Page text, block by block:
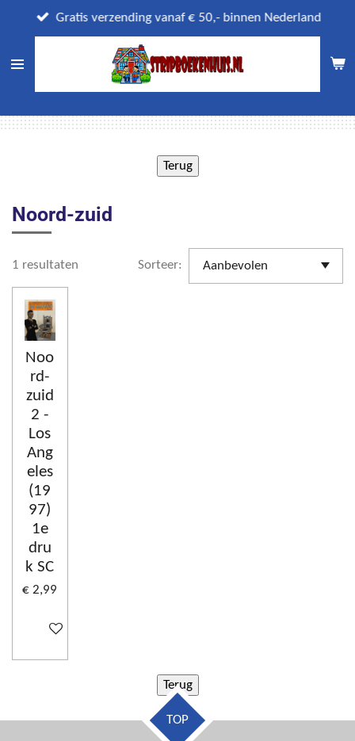
direct
naar
Gratis verzending vanaf € 50,- binnen Nederland
Noord-zuid
1 resultaten Sorteer:
Noo
rd-
zuid
2 -
Los
Ang
eles
(19
97)
1e
dru
k SC
€ 2,99
In winkelwagen
TOP